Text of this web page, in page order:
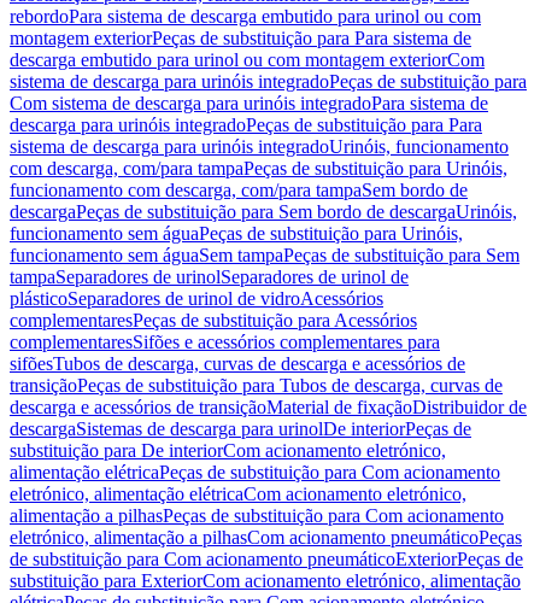
rebordoPara sistema de descarga embutido para urinol ou com
montagem exteriorPeças de substituição para Para sistema de
descarga embutido para urinol ou com montagem exteriorCom
sistema de descarga para urinóis integradoPeças de substituição para
Com sistema de descarga para urinóis integradoPara sistema de
descarga para urinóis integradoPeças de substituição para Para
sistema de descarga para urinóis integradoUrinóis, funcionamento
com descarga, com/para tampaPeças de substituição para Urinóis,
funcionamento com descarga, com/para tampaSem bordo de
descargaPeças de substituição para Sem bordo de descargaUrinóis,
funcionamento sem águaPeças de substituição para Urinóis,
funcionamento sem águaSem tampaPeças de substituição para Sem
tampaSeparadores de urinolSeparadores de urinol de
plásticoSeparadores de urinol de vidroAcessórios
complementaresPeças de substituição para Acessórios
complementaresSifões e acessórios complementares para
sifõesTubos de descarga, curvas de descarga e acessórios de
transiçãoPeças de substituição para Tubos de descarga, curvas de
descarga e acessórios de transiçãoMaterial de fixaçãoDistribuidor de
descargaSistemas de descarga para urinolDe interiorPeças de
substituição para De interiorCom acionamento eletrónico,
alimentação elétricaPeças de substituição para Com acionamento
eletrónico, alimentação elétricaCom acionamento eletrónico,
alimentação a pilhasPeças de substituição para Com acionamento
eletrónico, alimentação a pilhasCom acionamento pneumáticoPeças
de substituição para Com acionamento pneumáticoExteriorPeças de
substituição para ExteriorCom acionamento eletrónico, alimentação